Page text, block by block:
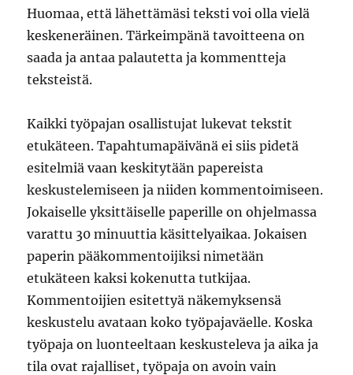
Huomaa, että lähettämäsi teksti voi olla vielä
keskeneräinen. Tärkeimpänä tavoitteena on
saada ja antaa palautetta ja kommentteja
teksteistä.
Kaikki työpajan osallistujat lukevat tekstit
etukäteen. Tapahtumapäivänä ei siis pidetä
esitelmiä vaan keskitytään papereista
keskustelemiseen ja niiden kommentoimiseen.
Jokaiselle yksittäiselle paperille on ohjelmassa
varattu 30 minuuttia käsittelyaikaa. Jokaisen
paperin pääkommentoijiksi nimetään
etukäteen kaksi kokenutta tutkijaa.
Kommentoijien esitettyä näkemyksensä
keskustelu avataan koko työpajaväelle. Koska
työpaja on luonteeltaan keskusteleva ja aika ja
tila ovat rajalliset, työpaja on avoin vain